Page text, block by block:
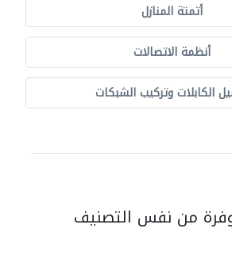
أتمتة المنازل
أنظمة الاتصالات
الكابلات وتركيب الشبكات
من نفس التصنيف